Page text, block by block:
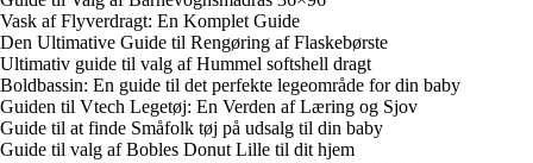
Vask af Flyverdragt: En Komplet Guide
Den Ultimative Guide til Rengøring af Flaskebørste
Ultimativ guide til valg af Hummel softshell dragt
Boldbassin: En guide til det perfekte legeområde for din baby
Guiden til Vtech Legetøj: En Verden af Læring og Sjov
Guide til at finde Småfolk tøj på udsalg til din baby
Guide til valg af Bobles Donut Lille til dit hjem